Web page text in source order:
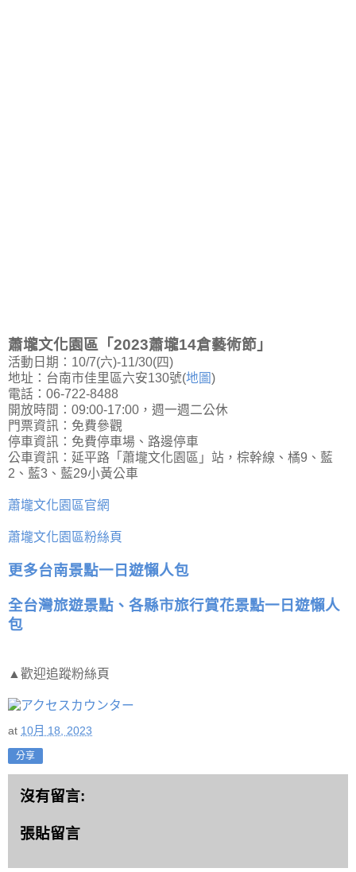
蕭壠文化園區「2023蕭壠14倉藝術節」
活動日期：10/7(六)-11/30(四)
地址：台南市佳里區六安130號(地圖)
電話：06-722-8488
開放時間：09:00-17:00，週一週二公休
門票資訊：免費參觀
停車資訊：免費停車場、路邊停車
公車資訊：延平路「蕭壠文化園區」站，棕幹線、橘9、藍
2、藍3、藍29小黃公車
蕭壠文化園區官網
蕭壠文化園區粉絲頁
更多台南景點一日遊懶人包
全台灣旅遊景點、各縣市旅行賞花景點一日遊懶人
包
▲歡迎追蹤粉絲頁
at 10月 18, 2023
分享
沒有留言:
張貼留言